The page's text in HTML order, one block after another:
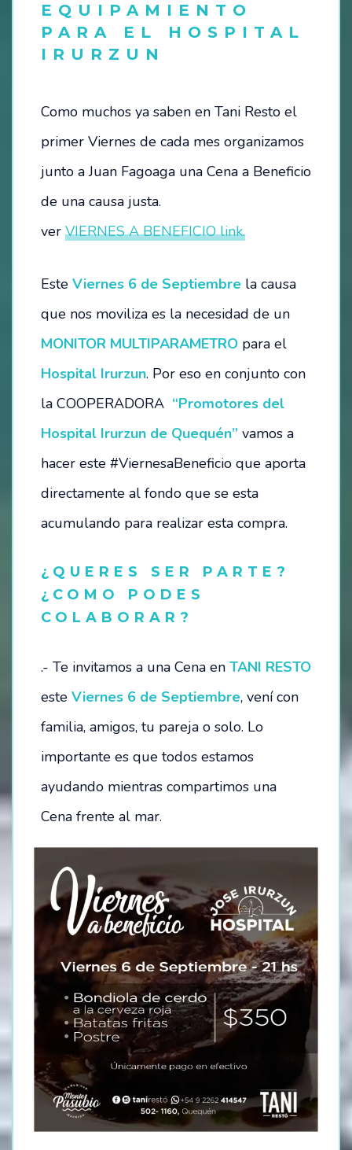
HOSTEL – LA CASITA DEL MAR
ESTACIONAMIENTO
TÉRMINOS Y CONDICIONES
EVENTOS
OTROS EVENTOS
NOTICIAS
SÉ PARTE DE NUESTRO EQUIPO
VACANTES DISPONIBLES
EQUIPAMIENTO
PARA EL HOSPITAL
IRURZUN
Como muchos ya saben en Tani Resto el
primer Viernes de cada mes organizamos
junto a Juan Fagoaga una Cena a Beneficio
de una causa justa.
ver VIERNES A BENEFICIO link.
Este Viernes 6 de Septiembre la causa
que nos moviliza es la necesidad de un
MONITOR MULTIPARAMETRO para el
Hospital Irurzun. Por eso en conjunto con
la COOPERADORA “Promotores del
Hospital Irurzun de Quequén” vamos a
hacer este #ViernesaBeneficio que aporta
directamente al fondo que se esta
acumulando para realizar esta compra.
¿QUERES SER PARTE?
¿COMO PODES
COLABORAR?
.- Te invitamos a una Cena en TANI RESTO
este Viernes 6 de Septiembre, vení con
familia, amigos, tu pareja o solo. Lo
importante es que todos estamos
ayudando mientras compartimos una
Cena frente al mar.